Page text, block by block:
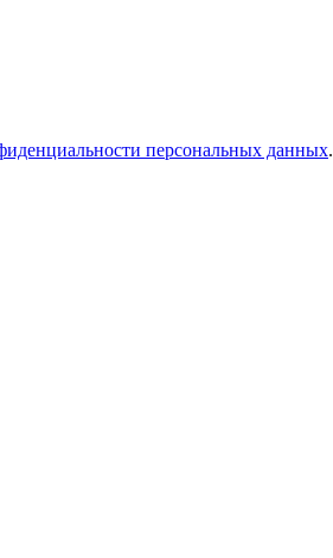
персональных данных.